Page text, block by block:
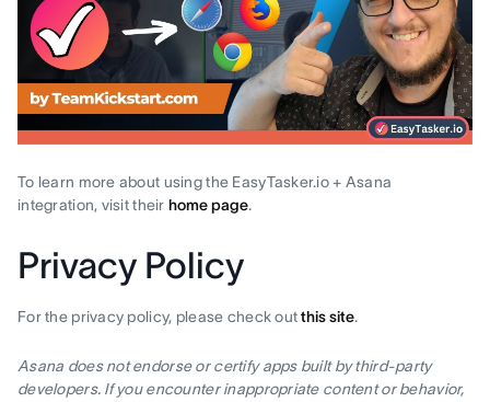
To learn more about using the EasyTasker.io + Asana
integration, visit their home page.
Privacy Policy
For the privacy policy, please check outthis site.
Asana does not endorse or certify apps built by third-party
developers. If you encounter inappropriate content or behavior,